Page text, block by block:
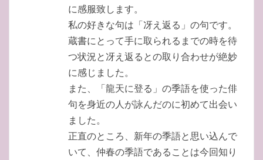
に感服致します。
私の好きな句は「冴え返る」の句です。
蔵書にとって手に取られるまでの時を待
つ状況と冴え返るとの取り合わせが絶妙
に感じました。
また、「龍天に登る」の季語を使った俳
句を身近の人が詠んだのに初めて出会い
ました。
正直のところ、新年の季語と思い込んで
いて、仲春の季語であることは今回知り